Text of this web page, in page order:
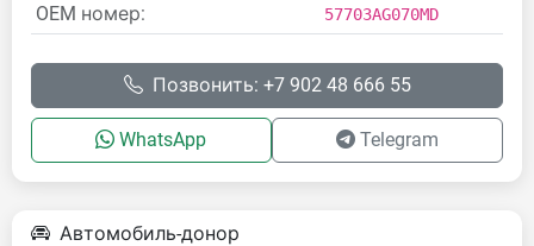
OEM номер:
57703AG070MD
Позвонить: +7 902 48 666 55
WhatsApp Telegram
Автомобиль-донор